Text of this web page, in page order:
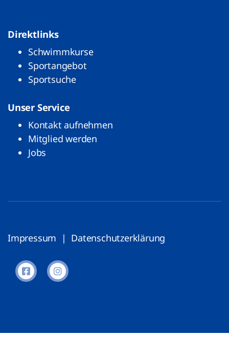
Direktlinks
Schwimmkurse
Sportangebot
Sportsuche
Unser Service
Kontakt aufnehmen
Mitglied werden
Jobs
Impressum | Datenschutzerklärung